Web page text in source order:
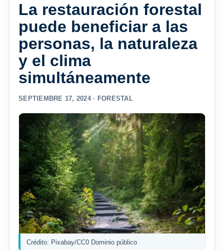
La restauración forestal
puede beneficiar a las
personas, la naturaleza
y el clima
simultáneamente
SEPTIEMBRE 17, 2024 · FORESTAL
Crédito: Pixabay/CC0 Dominio público